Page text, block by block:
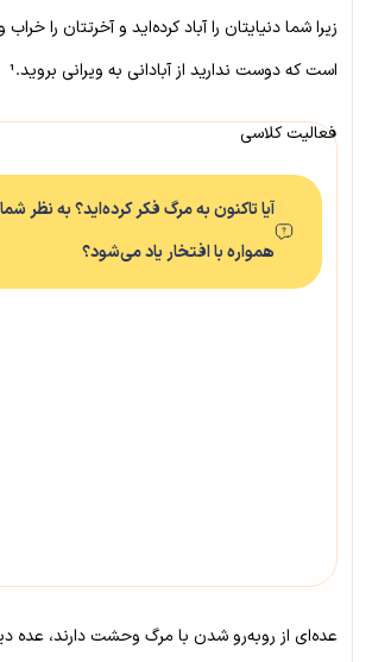
زیرا شما دنیایتان را آباد کرده‌اید و آخرتتان را
است که دوست ندارید از آبادانی به ویرانی بروید.¹
فعالیت کلاسی
آیا تاکنون به مرگ فکر کرده‌اید؟ به نظر
همواره با افتخار یاد می‌شود؟
عده‌ای از روبه‌رو شدن با مرگ وحشت دارند، عده